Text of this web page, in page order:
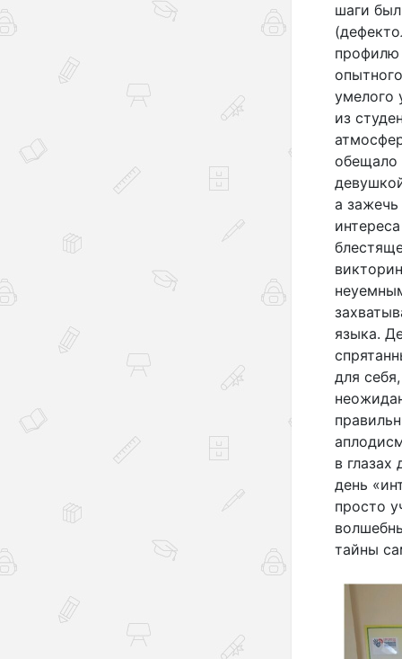
шаги
профилю
умелого
из
обещало
а
языка.
для
в глазах
день
просто
тайны